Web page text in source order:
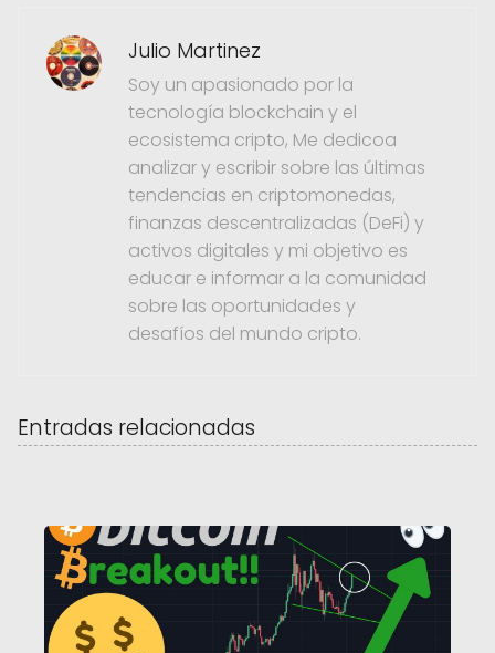
Julio Martinez
Soy un apasionado por la
tecnología blockchain y el
ecosistema cripto, Me dedicoa
analizar y escribir sobre las últimas
tendencias en criptomonedas,
finanzas descentralizadas (DeFi) y
activos digitales y mi objetivo es
educar e informar a la comunidad
sobre las oportunidades y
desafíos del mundo cripto.
Entradas relacionadas